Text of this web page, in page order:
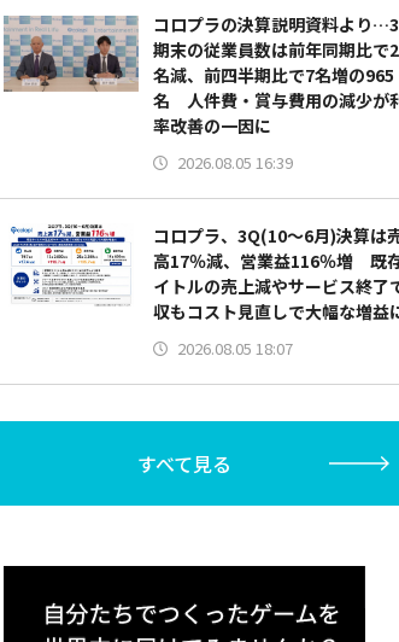
コロプラの決算説明資料より
期末の従業員数は前年同期比で
名減、前四半期比で7名増の965
名 人件費・賞与費用の減少が
率改善の一因に
2026.08.05 16:39
コロプラ、3Q(10～6月)決算は
高17％減、営業益116％増 既
イトルの売上減やサービス終了
収もコスト見直しで大幅な増益
2026.08.05 18:07
すべて見る